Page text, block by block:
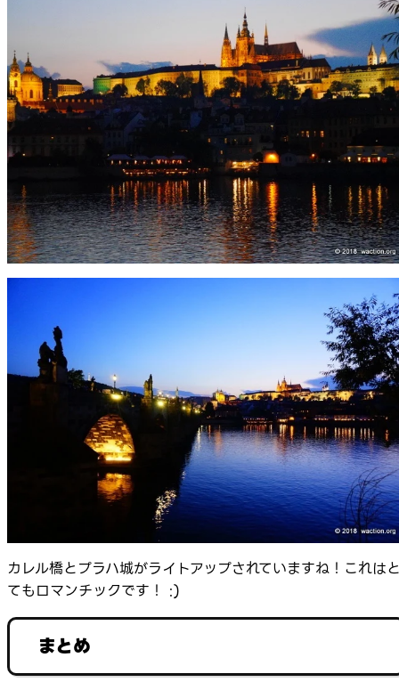
カレル橋とプラハ城がライトアップされていますね！これは
てもロマンチックです！ :)
まとめ